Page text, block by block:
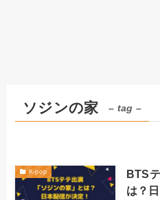
ソジンの家 – tag –
K-pop
BTS
は？